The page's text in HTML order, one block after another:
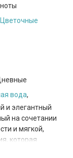
Цветочные
вода,
и элегантный
на сочетании
и мягкой,
которая
как для